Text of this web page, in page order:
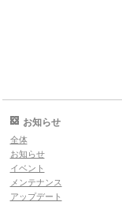
お知らせ
全体
お知らせ
イベント
メンテナンス
アップデート